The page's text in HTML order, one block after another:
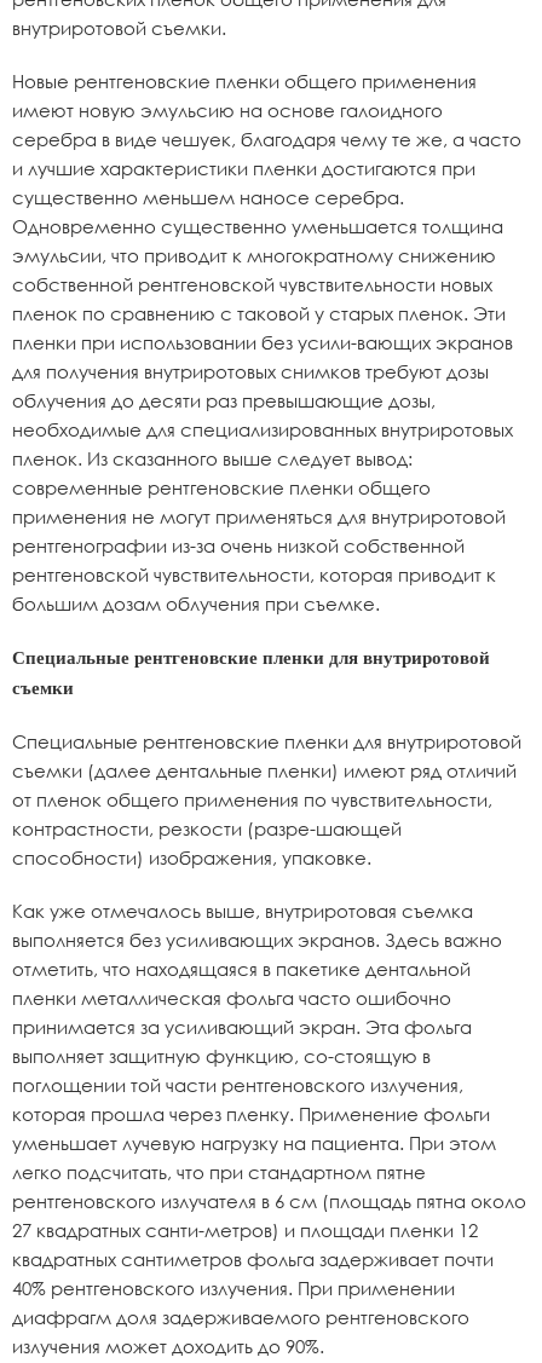
внутриротовой съемки.
Новые рентгеновские пленки общего применения
имеют новую эмульсию на основе галоидного
серебра в виде чешуек, благодаря чему те же, а часто
и лучшие характеристики пленки достигаются при
существенно меньшем наносе серебра.
Одновременно существенно уменьшается толщина
эмульсии, что приводит к многократному снижению
собственной рентгеновской чувствительности новых
пленок по сравнению с таковой у старых пленок. Эти
пленки при использовании без усили-вающих экранов
для получения внутриротовых снимков требуют дозы
облучения до десяти раз превышающие дозы,
необходимые для специализированных внутриротовых
пленок. Из сказанного выше следует вывод:
современные рентгеновские пленки общего
применения не могут применяться для внутриротовой
рентгенографии из-за очень низкой собственной
рентгеновской чувствительности, которая приводит к
большим дозам облучения при съемке.
Специальные рентгеновские пленки для внутриротовой
съемки
Специальные рентгеновские пленки для внутриротовой
съемки (далее дентальные пленки) имеют ряд отличий
от пленок общего применения по чувствительности,
контрастности, резкости (разре-шающей
способности) изображения, упаковке.
Как уже отмечалось выше, внутриротовая съемка
выполняется без усиливающих экранов. Здесь важно
отметить, что находящаяся в пакетике дентальной
пленки металлическая фольга часто ошибочно
принимается за усиливающий экран. Эта фольга
выполняет защитную функцию, со-стоящую в
поглощении той части рентгеновского излучения,
которая прошла через пленку. Применение фольги
уменьшает лучевую нагрузку на пациента. При этом
легко подсчитать, что при стандартном пятне
рентгеновского излучателя в 6 см (площадь пятна около
27 квадратных санти-метров) и площади пленки 12
квадратных сантиметров фольга задерживает почти
40% рентгеновского излучения. При применении
диафрагм доля задерживаемого рентгеновского
излучения может доходить до 90%.